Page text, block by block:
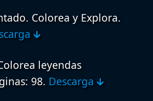
Colorea y Explora.
🡳
leyendas
98. Descarga 🡳